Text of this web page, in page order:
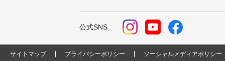
公式SNS
サイトマップ プライバシーポリシー ソーシャルメディアポリシー